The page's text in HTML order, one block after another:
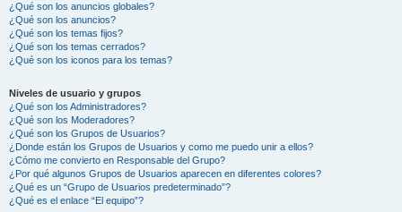
¿Qué son los anuncios globales?
¿Qué son los anuncios?
¿Qué son los temas fijos?
¿Qué son los temas cerrados?
¿Qué son los iconos para los temas?
Niveles de usuario y grupos
¿Qué son los Administradores?
¿Qué son los Moderadores?
¿Qué son los Grupos de Usuarios?
¿Donde están los Grupos de Usuarios y como me puedo unir a ellos?
¿Cómo me convierto en Responsable del Grupo?
¿Por qué algunos Grupos de Usuarios aparecen en diferentes colores?
¿Qué es un “Grupo de Usuarios predeterminado”?
¿Qué es el enlace “El equipo”?